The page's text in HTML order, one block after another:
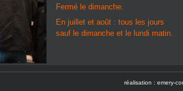
Fermé le dimanche.
En juillet et août : tous les jours
sauf le dimanche et le lundi matin.
réalisation : emery-